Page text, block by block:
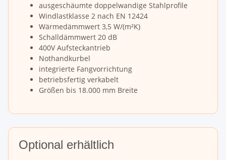
ausgeschäumte doppelwandige Stahlprofile
Windlastklasse 2 nach EN 12424
Wärmedämmwert 3,5 W/(m²K)
Schalldämmwert 20 dB
400V Aufsteckantrieb
Nothandkurbel
integrierte Fangvorrichtung
betriebsfertig verkabelt
Größen bis 18.000 mm Breite
Optional erhältlich